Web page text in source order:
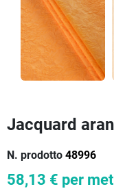
Jacquard
N. prodotto 48996
58,13 € per